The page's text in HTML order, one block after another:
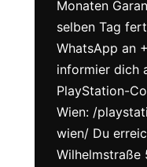
Monaten
selben Tag
WhatsApp an
informier dich
PlayStation-
Wien: /
wien/ Du